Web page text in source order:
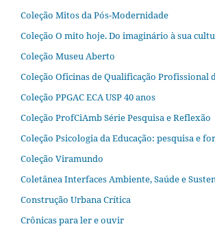
Coleção Mitos da Pós-Modernidade
Coleção O mito hoje. Do imaginário à sua
Coleção Museu Aberto
Coleção Oficinas de Qualificação Profissional
Coleção PPGAC ECA USP 40 anos
Coleção ProfCiAmb Série Pesquisa e Reflexão
Coleção Psicologia da Educação: pesquisa e
Coleção Viramundo
Coletânea Interfaces Ambiente, Saúde e
Construção Urbana Crítica
Crônicas para ler e ouvir